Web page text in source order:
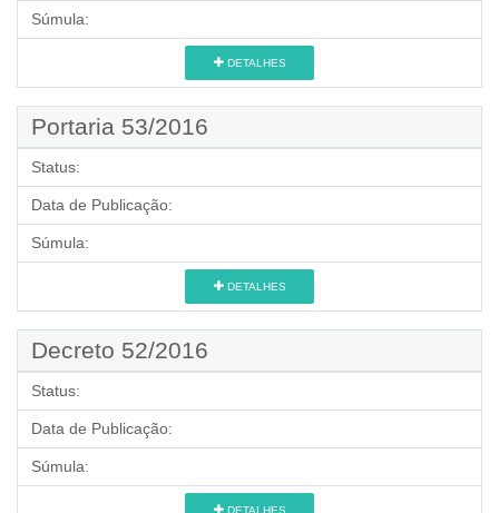
Súmula:
DETALHES
Portaria 53/2016
Status:
Data de Publicação:
Súmula:
DETALHES
Decreto 52/2016
Status:
Data de Publicação:
Súmula:
DETALHES